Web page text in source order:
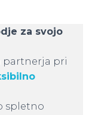
za svojo
partnerja pri
spletno